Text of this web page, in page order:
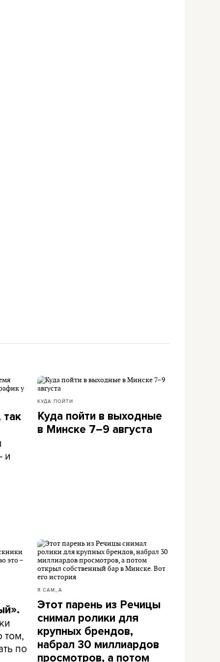
и
КУДА ПОЙТИ
Куда пойти в выходные
в Минске 7–9 августа
том,
по
Я САМ_А
Этот парень из Речицы
снимал ролики для
крупных брендов,
набрал 30 миллиардов
просмотров, а потом